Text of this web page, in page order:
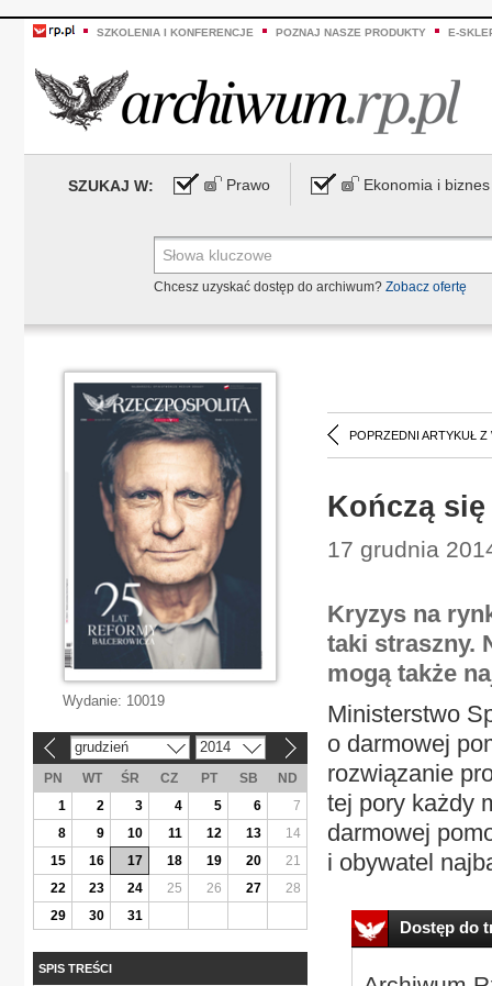
SZKOLENIA I KONFERENCJE POZNAJ NASZE PRODUKTY E-
SZUKAJ W: Prawo Ekonomia i biznes
Chcesz uzyskać dostęp do archiwum? Zobacz ofertę
POPRZEDNI ARTYKUŁ Z
Kończą
17 grudnia
Kryzys na
taki straszny.
mogą także
Ministerstwo
o darmowej
rozwiązanie
tej pory każdy
darmowej
i obywatel
Dostęp do
Wydanie: 10019
grudzień 2014
PN WT ŚR CZ PT SB
ND
1
2 3 4 5 6
7
8
9 10 11 12 13
14
15
16 17 18 19 20
21
22
23 24 25 26 27
28
29
30 31
SPIS TREŚCI